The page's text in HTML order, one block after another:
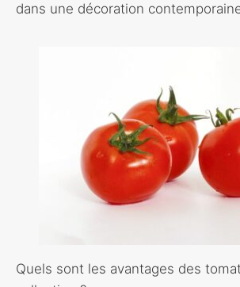
dans une décoration
Quels sont les avantages des